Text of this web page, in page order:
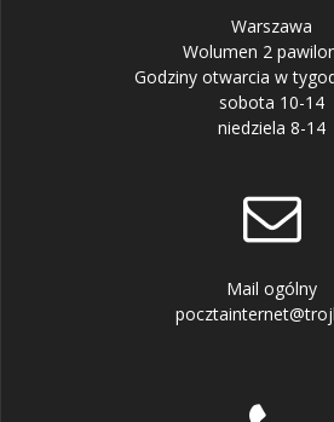
Warszawa
Wolumen 2
Godziny otwarcia w
sobota 10-14
niedziela 8-14
Mail ogólny